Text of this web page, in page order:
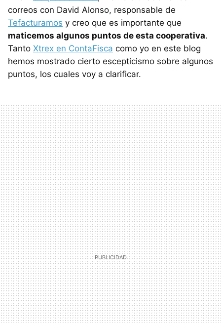
correos con David Alonso, responsable de
Tefacturamos y creo que es importante que
maticemos algunos puntos de esta cooperativa.
Tanto Xtrex en ContaFisca como yo en este blog
hemos mostrado cierto escepticismo sobre algunos
puntos, los cuales voy a clarificar.